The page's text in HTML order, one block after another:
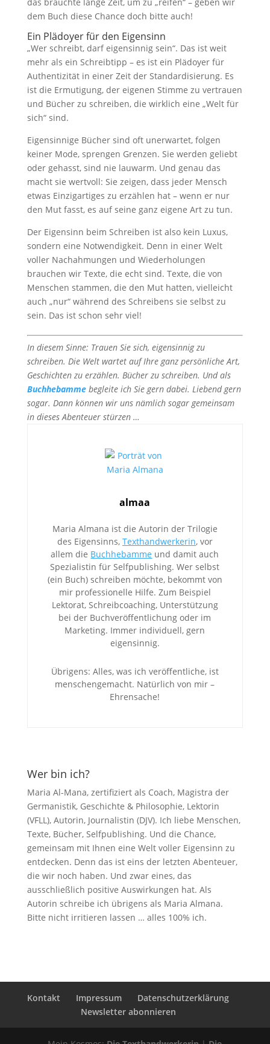
dem Buch diese Chance doch bitte auch!
Ein Plädoyer für den Eigensinn
„Wer schreibt, darf eigensinnig sein“. Das ist weit
mehr als ein Schreibtipp – es ist ein Plädoyer für
Authentizität in einer Zeit der Standardisierung. Es
ist die Ermutigung, der eigenen Stimme zu vertrauen
und Bücher zu schreiben, die wirklich eine „Welt für
sich“ sind.
Eigensinnige Bücher sind oft unerwartet, folgen
keiner Mode, sprengen Grenzen. Sie werden geliebt
oder gehasst, sind nie lauwarm. Und genau das
macht sie wertvoll: Sie zeigen, dass jeder Mensch
etwas Einzigartiges zu erzählen hat – wenn er nur
den Mut fasst, es auf seine ganz eigene Art zu tun.
Der Eigensinn beim Schreiben ist also kein Luxus,
sondern eine Notwendigkeit. Denn in einer Welt
voller Nachahmungen und Wiederholungen
brauchen wir Texte, die echt sind. Texte, die von
Menschen stammen, die den Mut hatten, vielleicht
auch „nur“ während des Schreibens sie selbst zu
sein. Das ist schon sehr viel!
In diesem Sinne: Trauen Sie sich, eigensinnig zu
schreiben. Die Welt wartet auf Ihre ganz persönliche Art,
Geschichten zu erzählen. Bücher zu schreiben. Und als
Buchhebamme begleite ich Sie gern dabei. Liebend gern
sogar. Dann können wir uns nämlich sogar gemeinsam
in dieses Abenteuer stürzen …
almaa
Maria Almana ist die Autorin der Trilogie
des Eigensinns, Texthandwerkerin, vor
allem die Buchhebamme und damit auch
Spezialistin für Selfpublishing. Wer selbst
(ein Buch) schreiben möchte, bekommt von
mir professionelle Hilfe. Zum Beispiel
Lektorat, Schreibcoaching, Unterstützung
bei der Buchveröffentlichung oder im
Marketing. Immer individuell, gern
eigensinnig.
Übrigens: Alles, was ich veröffentliche, ist
menschengemacht. Natürlich von mir –
Ehrensache!
Wer bin ich?
Maria Al-Mana, zertifiziert als Coach, Magistra der
Germanistik, Geschichte & Philosophie, Lektorin
(VFLL), Autorin, Journalistin (DJV). Ich liebe Menschen,
Texte, Bücher, Selfpublishing. Und die Chance,
gemeinsam mit Ihnen eine Welt voller Eigensinn zu
entdecken. Denn das ist eins der letzten Abenteuer,
die wir noch haben. Und zwar eines, das
ausschließlich positive Auswirkungen hat. Als
Autorin schreibe ich übrigens als Maria Almana.
Bitte nicht irritieren lassen … alles 100% ich.
Kontakt Impressum
Datenschutzerklärung
Newsletter abonnieren